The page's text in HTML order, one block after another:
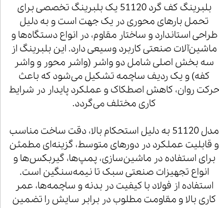
بلبرینگ کف گرد 51120 یک بلبرینگ تخصصی برای
تحمل بارهای محوری در یک جهت است و به دلیل
طراحی استاندارد و ساختار مقاوم، در انواع دستگاه‌ها و
ماشین‌آلات صنعتی کاربرد وسیعی دارد. این بلبرینگ از
سه بخش اصلی شامل دو واشر (واشر محور و واشر
کفه) و یک ردیف ساچمه تشکیل می‌شود که باعث
روان، کاهش اصطکاک و عملکرد پایدار در شرایط
کاری مختلف می‌گردد.
مدل 51120 به دلیل استحکام بالا، دقت ساخت مناسب
و قابلیت عملکرد در دورهای متوسط، گزینه‌ای مطمئن
برای استفاده در ماشین‌سازی، پمپ‌ها، گیربکس‌ها و
انواع تجهیزات صنعتی سبک تا نیمه‌سنگین است.
استفاده از فولاد با کیفیت در بدنه و ساچمه‌ها، عمر
کاری بالا و مقاومت مطلوب در برابر سایش را تضمین